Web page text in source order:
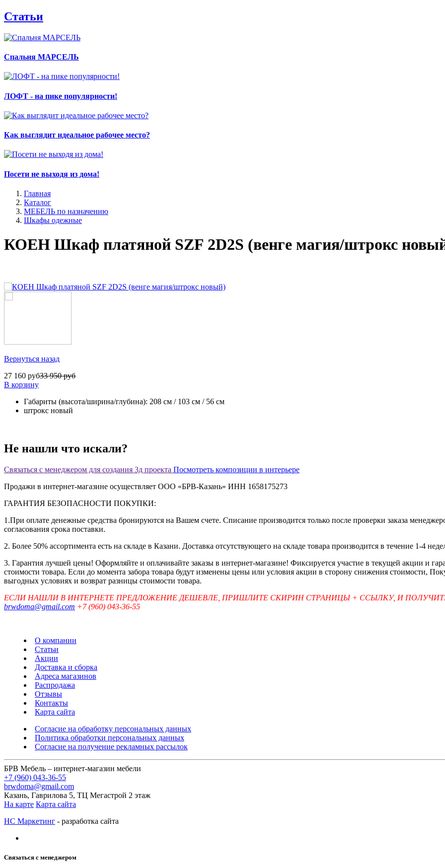
Статьи
Спальня МАРСЕЛЬ
ЛОФТ - на пике популярности!
Как выглядит идеальное рабочее место?
Посети не выходя из дома!
Главная
Каталог
МЕБЕЛЬ по назначению
Шкафы одежные
КОЕН Шкаф платяной SZF 2D2S (венге магия/штрокс
Вернуться назад
27 160 руб33 950 руб
В корзину
Габариты (высота/ширина/глубина): 208 см / 103 см / 56 см
штрокс новый
Не нашли что искали?
Связаться с менеджером для создания 3д проекта Посмотреть композиции в интерьере
Продажи в интернет-магазине осуществляет ООО «БРВ-Казань» ИНН 1658175273
ГАРАНТИЯ БЕЗОПАСНОСТИ ПОКУПКИ:
1.При оплате денежные средства бронируются на Вашем счете. Списание производится только после проверки заказа
согласования срока поставки.
2. Более 50% ассортимента есть на складе в Казани. Доставка отсутствующего на складе товара производится в течение 1-4
3. Гарантия лучшей цены! Оформляйте и оплачивайте заказы в интернет-магазине! Фиксируется участие в текущей акции и
стоимости товара. Если до момента забора товара будут изменены цены или условия акции в сторону снижения стоимости,
выгодных условиях и возврат разницы стоимости товара.
ЕСЛИ НАШЛИ В ИНТЕРНЕТЕ ПРЕДЛОЖЕНИЕ ДЕШЕВЛЕ, ПРИШЛИТЕ СКИРИН СТРАНИЦЫ + ССЫЛКУ, И
brwdoma@gmail.com +7 (960) 043-36-55
О компании
Статьи
Акции
Доставка и сборка
Адреса магазинов
Распродажа
Отзывы
Контакты
Карта сайта
Согласие на обработку персональных данных
Политика обработки персональных данных
Согласие на получение рекламных рассылок
БРВ Мебель – интернет-магазин мебели
+7 (960) 043-36-55
brwdoma@gmail.com
Казань, Гаврилова 5, ТЦ Мегастрой 2 этаж
На карте Карта сайта
НС Маркетинг - разработка сайта
Связаться с менеджером